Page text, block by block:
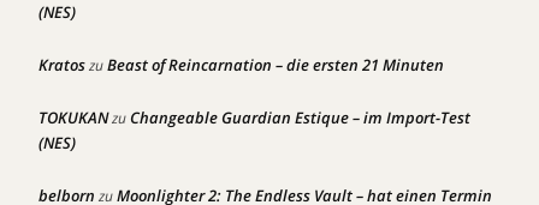
(NES)
KratoszuBeast of Reincarnation – die ersten 21 Minuten
TOKUKANzuChangeable Guardian Estique – im Import-Test
(NES)
belborn zuMoonlighter 2: The Endless Vault – hat einen Termin